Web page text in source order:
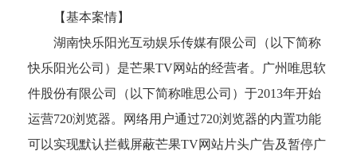
【基本案情】
湖南快乐阳光互动娱乐传媒有限公司（以下简称
快乐阳光公司）是芒果TV网站的经营者。广州唯思软
件股份有限公司（以下简称唯思公司）于2013年开始
运营720浏览器。网络用户通过720浏览器的内置功能
可以实现默认拦截屏蔽芒果TV网站片头广告及暂停广